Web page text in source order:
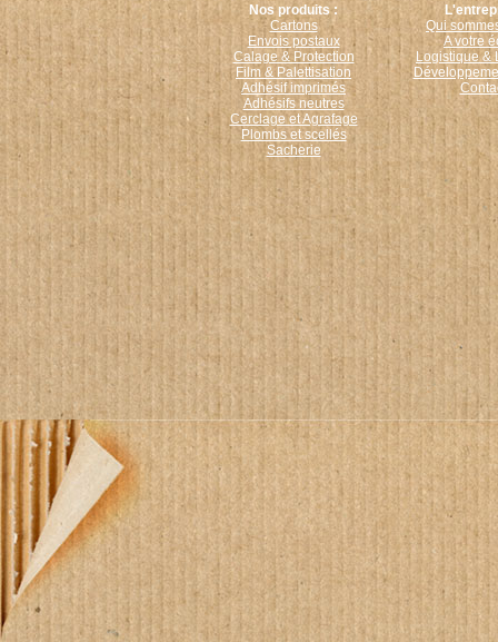
Nos produits :
Cartons
Envois postaux
Calage & Protection
Film & Palettisation
Adhésif imprimés
Adhésifs neutres
Cerclage et Agrafage
Plombs et scellés
Sacherie
Qui
A votre
Logistique &